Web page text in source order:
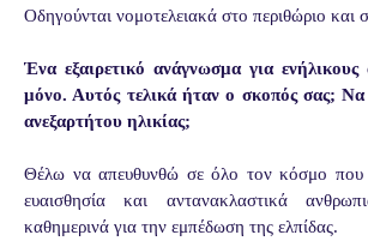
Οδηγούνται νομοτελειακά στο περιθώριο και
Ένα εξαιρετικό ανάγνωσμα για ενήλικους
μόνο. Αυτός τελικά ήταν ο σκοπός σας; Να
ανεξαρτήτου ηλικίας;
Θέλω να απευθυνθώ σε όλο τον κόσμο που
ευαισθησία και αντανακλαστικά
καθημερινά για την εμπέδωση της ελπίδας.